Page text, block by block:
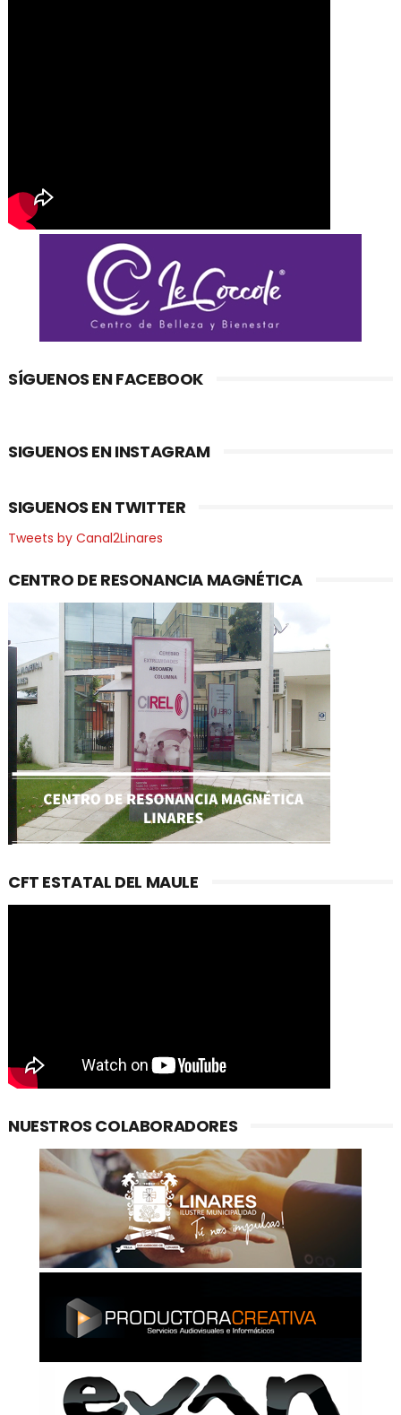
SÍGUENOS EN FACEBOOK
SIGUENOS EN INSTAGRAM
SIGUENOS EN TWITTER
Tweets by Canal2Linares
CENTRO DE RESONANCIA MAGNÉTICA
CFT ESTATAL DEL MAULE
NUESTROS COLABORADORES